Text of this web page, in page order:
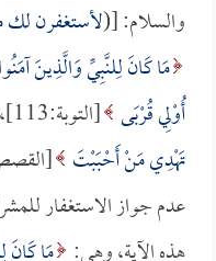
والسلام: [(لأستغفرن لك
مَا كَانَ لِلنَّبِيِّ وَالَّذِينَ
أُوْلِي قُرْبَى [التوبة:113]، وأنزل الله عز وجل أيضاً:
تَهْدِي مَنْ أَحْبَبْتَ
عدم جواز الاستغفار